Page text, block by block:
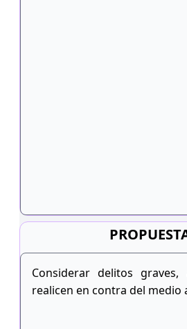
Considerar delitos
realicen en contra del medio